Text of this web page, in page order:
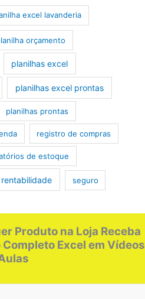
excel lavanderia
orçamento
planilhas excel
planilhas excel prontas
planilhas prontas
registro de compras
de estoque
rentabilidade seguro
Produto na Loja Receba
Excel em Vídeos